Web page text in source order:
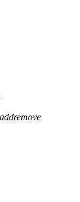
addremove